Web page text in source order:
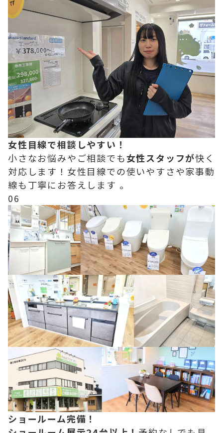
女性目線で相談しやすい！
小さなお悩みやご相談でも女性スタッフが快く
対応します！女性目線での使いやすさや家事動
線も丁寧にお答えします 。
06
ショールーム完備！